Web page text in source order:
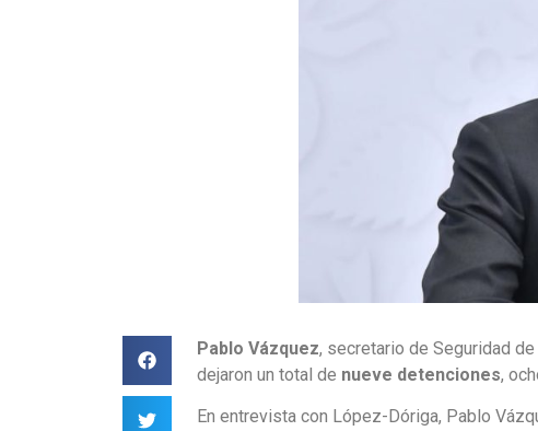
Pablo Vázquez, secretario de Seguridad
dejaron un total de nueve detenciones,
En entrevista con López-Dóriga, Pablo